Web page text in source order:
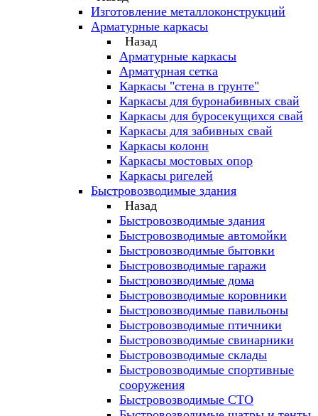
Изготовление металлоконструкций
Арматурные каркасы
Назад
Арматурные каркасы
Арматурная сетка
Каркасы "стена в грунте"
Каркасы для буронабивных свай
Каркасы для буросекущихся свай
Каркасы для забивных свай
Каркасы колонн
Каркасы мостовых опор
Каркасы ригелей
Быстровозводимые здания
Назад
Быстровозводимые здания
Быстровозводимые автомойки
Быстровозводимые бытовки
Быстровозводимые гаражи
Быстровозводимые дома
Быстровозводимые коровники
Быстровозводимые павильоны
Быстровозводимые птичники
Быстровозводимые свинарники
Быстровозводимые склады
Быстровозводимые спортивные
сооружения
Быстровозводимые СТО